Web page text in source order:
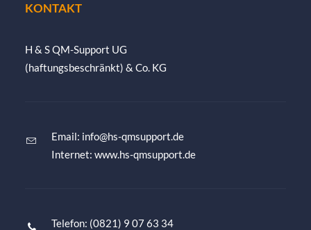
KONTAKT
H & S QM-Support UG
(haftungsbeschränkt) & Co. KG
Email: info@hs-qmsupport.de
Internet: www.hs-qmsupport.de
Telefon: (0821) 9 07 63 34